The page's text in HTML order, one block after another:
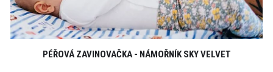
PÉŘOVÁ ZAVINOVAČKA - NÁMOŘNÍK SKY VELVET